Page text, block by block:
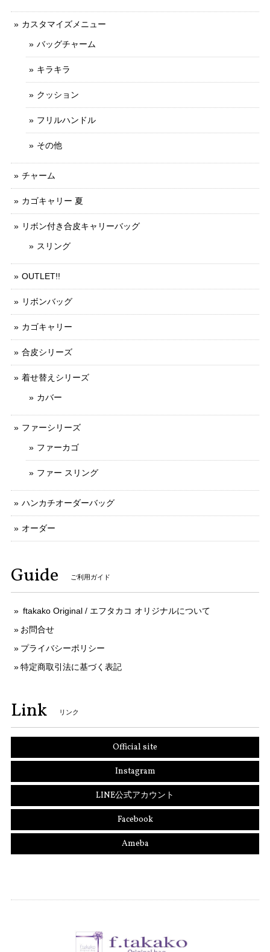
カスタマイズメニュー
バッグチャーム
キラキラ
クッション
フリルハンドル
その他
チャーム
カゴキャリー 夏
リボン付き合皮キャリーバッグ
スリング
OUTLET!!
リボンバッグ
カゴキャリー
合皮シリーズ
着せ替えシリーズ
カバー
ファーシリーズ
ファーカゴ
ファー スリング
ハンカチオーダーバッグ
オーダー
Guide ご利用ガイド
ftakako Original / エフタカコ オリジナルについて
お問合せ
プライバシーポリシー
特定商取引法に基づく表記
Link リンク
Official site
Instagram
LINE公式アカウント
Facebook
Ameba